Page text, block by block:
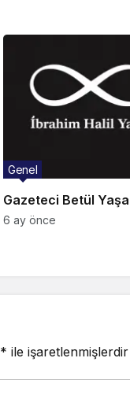
Gazeteci Betül
Genel
6 ay önce
* ile işaretlenmişlerdir